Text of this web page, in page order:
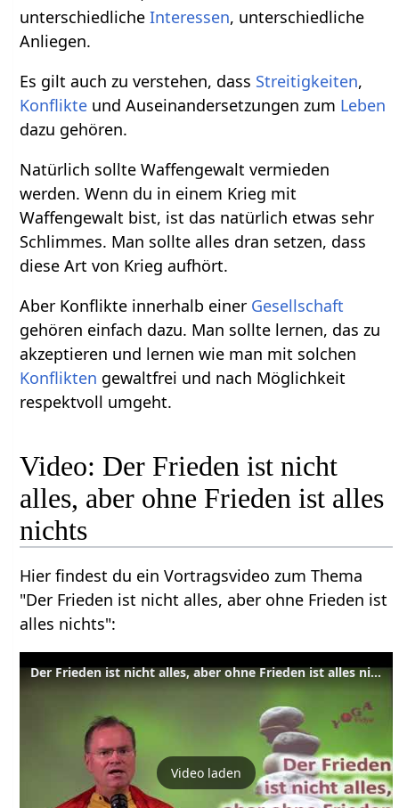
unterschiedlicheInteressen, unterschiedliche
Anliegen.
Es gilt auch zu verstehen, dass Streitigkeiten,
Konflikte und Auseinandersetzungen zum Leben
dazu gehören.
Natürlich sollte Waffengewalt vermieden
werden. Wenn du in einem Krieg mit
Waffengewalt bist, ist das natürlich etwas sehr
Schlimmes. Man sollte alles dran setzen, dass
diese Art von Krieg aufhört.
Aber Konflikte innerhalb einer Gesellschaft
gehören einfach dazu. Man sollte lernen, das zu
akzeptieren und lernen wie man mit solchen
Konflikten gewaltfrei und nach Möglichkeit
respektvoll umgeht.
Video: Der Frieden ist nicht
alles, aber ohne Frieden ist alles
nichts
Hier findest du ein Vortragsvideo zum Thema
"Der Frieden ist nicht alles, aber ohne Frieden ist
alles nichts":
Der Frieden ist nicht alles, aber ohne Frieden ist alles nichts
Video laden